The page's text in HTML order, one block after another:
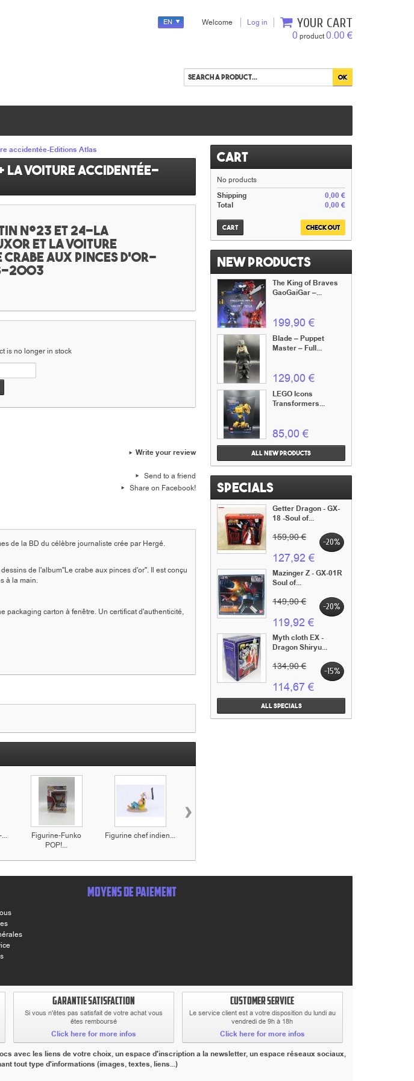
Welcome Log in YOUR CART
0 product0.00 €
EN
accidentée-Editions Atlas
la voiture accidentée-
n°23 et 24-La
et la voiture
crabe aux pinces d'or-
2003
is no longer in stock
Write your review
Send to a friend
Share on Facebook!
de la BD du célèbre journaliste crée par Hergé.
de l'album"Le crabe aux pinces d'or". Il est conçu
à la main.
packaging carton à fenêtre. Un certificat d'authenticité,
Figurine-Funko
POP!...
Figurine chef indien...
›
Cart
No products
0,00 €
Shipping
0,00 €
Total
Cart Check out
New products
The King of Braves
GaoGaiGar –...
199,90 €
Blade – Puppet
Master – Full...
129,00 €
LEGO Icons
Transformers...
85,00 €
All new products
Specials
Getter Dragon - GX-
18 -Soul of...
159,90 € -20%
127,92 €
Mazinger Z - GX-01R
Soul of...
149,90 € -20%
119,92 €
Myth cloth EX -
Dragon Shiryu...
134,90 € -15%
114,67 €
All specials
MOYENS DE PAIEMENT
GARANTIE SATISFACTION
Si vous n'êtes pas satisfait de votre achat vous
êtes remboursé
Click here for more infos
CUSTOMER SERVICE
Le service client est a votre disposition du lundi au
vendredi de 9h à 18h
Click here for more infos
avec les liens de votre choix, un espace d'inscription a la newsletter, un espace réseaux sociaux,
tout type d'informations (images, textes, liens...)